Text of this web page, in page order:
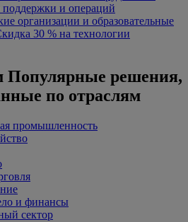
и операций
организации и образовательные
30 % на технологии
Популярные решения,
по отраслям
промышленность
и финансы
сектор